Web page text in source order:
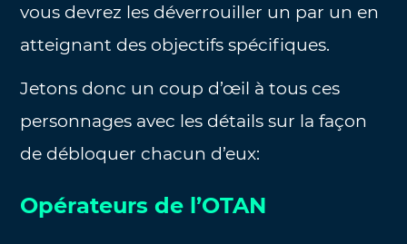
vous devrez les déverrouiller un par un en
atteignant des objectifs spécifiques.
Jetons donc un coup d’œil à tous ces
personnages avec les détails sur la façon
de débloquer chacun d’eux:
Opérateurs de l’OTAN